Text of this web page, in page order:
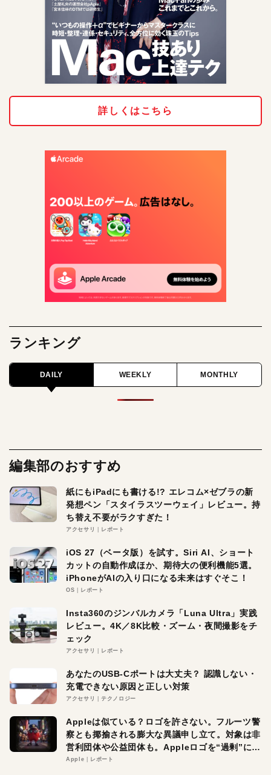
詳しくはこちら
ランキング
DAILY WEEKLY MONTHLY
編集部のおすすめ
紙にもiPadにも書ける!? エレコム×ゼブラの新
発想ペン「スタイラスツーウェイ」レビュー。持
ち替え不要がラクすぎた！
アクセサリ レポート
iOS 27（ベータ版）を試す。Siri AI、ショート
カットの自動作成ほか、期待大の便利機能5選。
iPhoneがAIの入り口になる未来はすぐそこ！
OS レポート
Insta360のジンバルカメラ「Luna Ultra」実践
レビュー。4K／8K比較・ズーム・夜間撮影をチ
ェック
アクセサリ レポート
あなたのUSB-Cポートは大丈夫？ 認識しない・
充電できない原因と正しい対策
アクセサリ テクノロジー
Appleは似ている？ロゴを許さない。フルーツ警
察とも揶揄される膨大な異議申し立て。対象は非
営利団体や公益団体も。Appleロゴを“過剰”に守
る理由とは
Apple レポート